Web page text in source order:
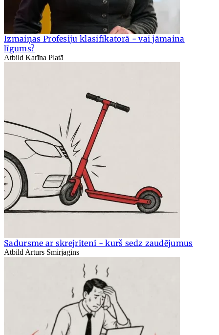
Izmaiņas Profesiju klasifikatorā - vai jāmaina
līgums?
Atbild Karīna Platā
Sadursme ar skrejriteni - kurš sedz zaudējumus
Atbild Arturs Smirjagins